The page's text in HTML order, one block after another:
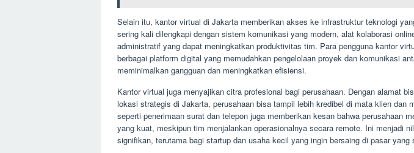
Selain itu, kantor virtual di Jakarta memberikan akses ke infrastruktur teknologi
sering kali dilengkapi dengan sistem komunikasi yang modern, alat kolaborasi
administratif yang dapat meningkatkan produktivitas tim. Para pengguna kantor
berbagai platform digital yang memudahkan pengelolaan proyek dan komunikasi
meminimalkan gangguan dan meningkatkan efisiensi.
Kantor virtual juga menyajikan citra profesional bagi perusahaan. Dengan alamat
lokasi strategis di Jakarta, perusahaan bisa tampil lebih kredibel di mata klien dan
seperti penerimaan surat dan telepon juga memberikan kesan bahwa perusahaan
yang kuat, meskipun tim menjalankan operasionalnya secara remote. Ini menjadi
signifikan, terutama bagi startup dan usaha kecil yang ingin bersaing di pasar yang